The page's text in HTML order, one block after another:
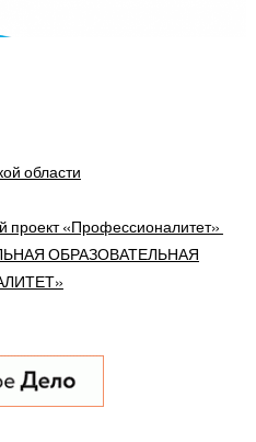
области
«Профессионалитет»
ОБРАЗОВАТЕЛЬНАЯ